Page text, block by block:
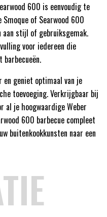
600 is eenvoudig te
of Searwood 600
aan stijl of gebruiksgemak.
voor iedereen die
geniet optimaal van je
toevoeging. Verkrijgbaar bij
al je hoogwaardige Weber
600 barbecue compleet
buitenkookkunsten naar een